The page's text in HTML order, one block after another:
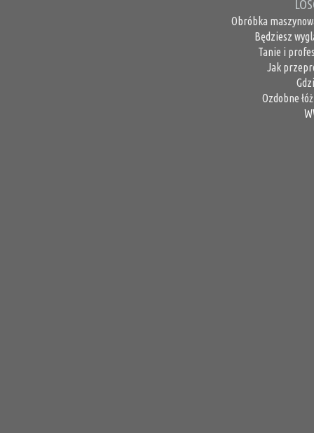
Obróbka
Będziesz
Tanie i
Jak
Ozdobne